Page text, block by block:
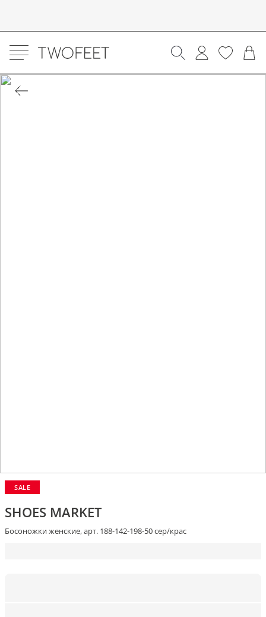
SALE
SHOES MARKET
Босоножки женские, арт. 188-142-198-50 сер/крас